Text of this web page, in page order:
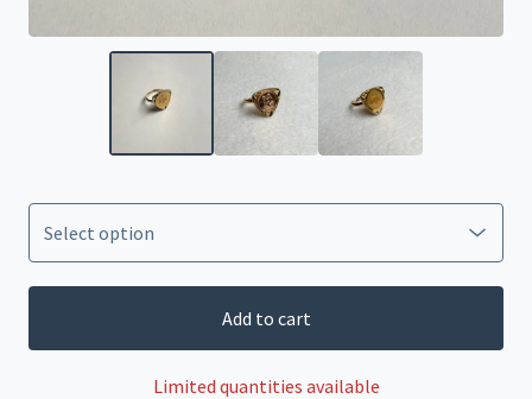
Add to cart
Limited quantities available